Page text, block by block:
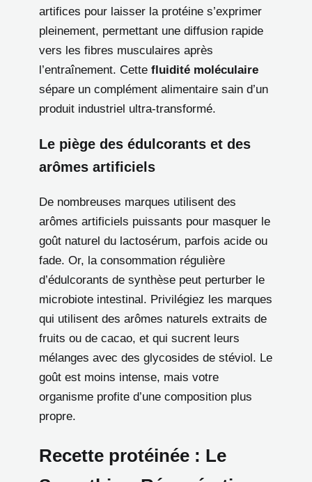
artifices pour laisser la protéine s’exprimer
pleinement, permettant une diffusion rapide
vers les fibres musculaires après
l’entraînement. Cette fluidité moléculaire
sépare un complément alimentaire sain d’un
produit industriel ultra-transformé.
Le piège des édulcorants et des
arômes artificiels
De nombreuses marques utilisent des
arômes artificiels puissants pour masquer le
goût naturel du lactosérum, parfois acide ou
fade. Or, la consommation régulière
d’édulcorants de synthèse peut perturber le
microbiote intestinal. Privilégiez les marques
qui utilisent des arômes naturels extraits de
fruits ou de cacao, et qui sucrent leurs
mélanges avec des glycosides de stéviol. Le
goût est moins intense, mais votre
organisme profite d’une composition plus
propre.
Recette protéinée : Le